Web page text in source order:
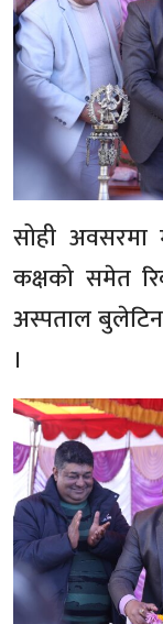
सोही अवसरमा
कक्षको समेत
अस्पताल
।